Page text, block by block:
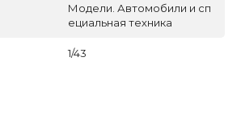
Модели. Автомобили и сп
ециальная техника
1/43